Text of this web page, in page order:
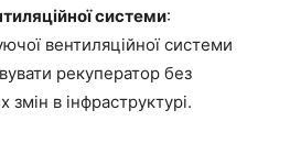
системи:
вентиляційної системи
рекуператор без
змін в інфраструктурі.